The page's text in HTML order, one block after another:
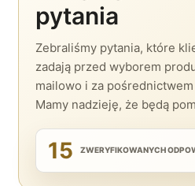
pytania
Zebraliśmy pytania, które
zadają przed wyborem
mailowo i za
Mamy nadzieję, że będą
15 ZWERYFIKOWANYCH